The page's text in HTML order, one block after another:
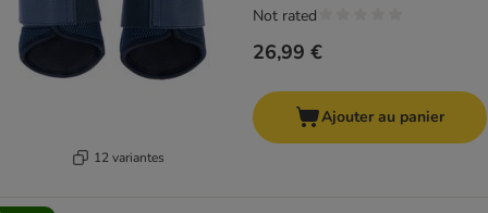
12 variantes
26,99 €
Not rated
Ajouter au panier